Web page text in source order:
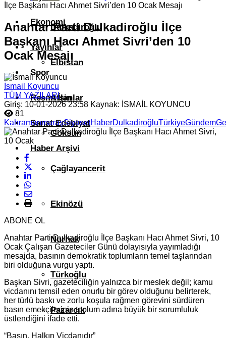
Dulkadiroğlu
Elbistan
Afşin
Göksun
Çağlayancerit
Ekinözü
Nurhak
Türkoğlu
Pazarcık
Ekonomi
Yayınlar
Spor
Resmi İlanlar
Sanat Edebiyat
Haber Arşivi
İlçe Başkanı Hacı Ahmet Sivri’den 10 Ocak Mesajı
Anahtar Parti Dulkadiroğlu İlçe
Başkanı Hacı Ahmet Sivri’den 10
Ocak Mesajı
İsmail Koyuncu
TÜM YAZILARI
Giriş: 10-01-2026 23:58 Kaynak: İSMAİL KOYUNCU
81
KahramanmaraşSiyasetHaberDulkadiroğluTürkiyeGündem
ABONE OL
Anahtar Parti Dulkadiroğlu İlçe Başkanı Hacı Ahmet Sivri, 10
Ocak Çalışan Gazeteciler Günü dolayısıyla yayımladığı
mesajda, basının demokratik toplumların temel taşlarından
biri olduğuna vurgu yaptı.
Başkan Sivri, gazeteciliğin yalnızca bir meslek değil; kamu
vicdanını temsil eden onurlu bir görev olduğunu belirterek,
her türlü baskı ve zorlu koşula rağmen görevini sürdüren
basın emekçilerinin toplum adına büyük bir sorumluluk
üstlendiğini ifade etti.
“Basın, Halkın Vicdanıdır”